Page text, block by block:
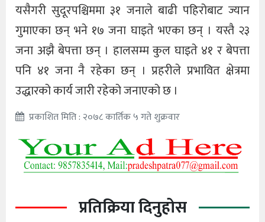
यसैगरी सुदूरपश्चिममा ३१ जनाले बाढी पहिरोबाट ज्यान
गुमाएका छन् भने १७ जना घाइते भएका छन् । यस्तै २३
जना अझै बेपत्ता छन् । हालसम्म कुल घाइते ४१ र बेपत्ता
पनि ४१ जना नै रहेका छन् । प्रहरीले प्रभावित क्षेत्रमा
उद्धारको कार्य जारी रहेको जनाएको छ ।
प्रकाशित मिति : २०७८ कार्तिक ५ गते शुक्रवार
प्रतिक्रिया दिनुहोस